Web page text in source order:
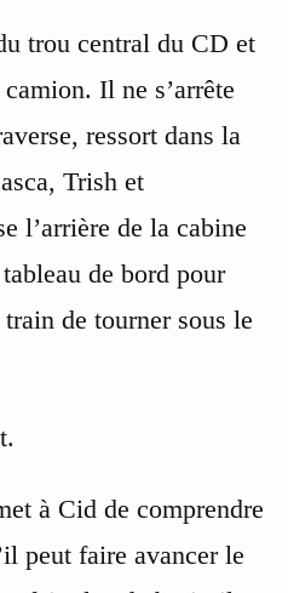
trou central du CD et
Il ne s’arrête
ressort dans la
Trish et
l’arrière de la cabine
de bord pour
de tourner sous le
à Cid de comprendre
peut faire avancer le